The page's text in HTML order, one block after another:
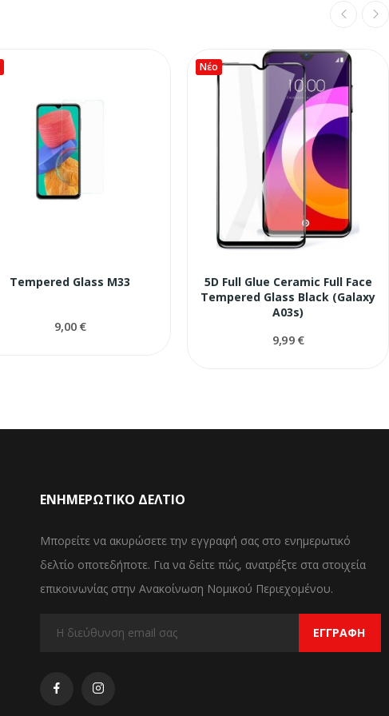
Tempered Glass M33
9,00 €
Νέο
5D Full Glue Ceramic Full Face
Tempered Glass Black (Galaxy
A03s)
9,99 €
ΕΝΗΜΕΡΩΤΙΚΌ ΔΕΛΤΊΟ
Μπορείτε να ακυρώσετε την εγγραφή σας στο ενημερωτικό
δελτίο οποτεδήποτε. Για να δείτε πώς, ανατρέξτε στα στοιχεία
επικοινωνίας στην Ανακοίνωση Νομικού Περιεχομένου.
ΕΓΓΡΑΦΉ